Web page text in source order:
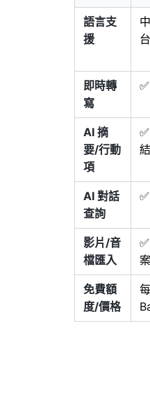
語言支
援
即時轉
寫
AI 摘
要/行動
項
AI 對話
查詢
影片/音
檔匯入
免費額
度/價格